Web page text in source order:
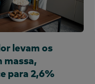
(CN)
China continental
(EN)
Malásia
México
Marrocos
levam os
massa,
para 2,6%